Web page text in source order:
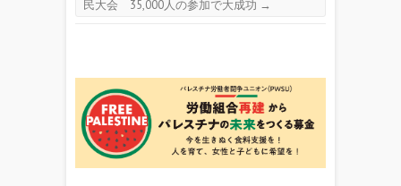
民大会 35,000人の参加で大成功 →